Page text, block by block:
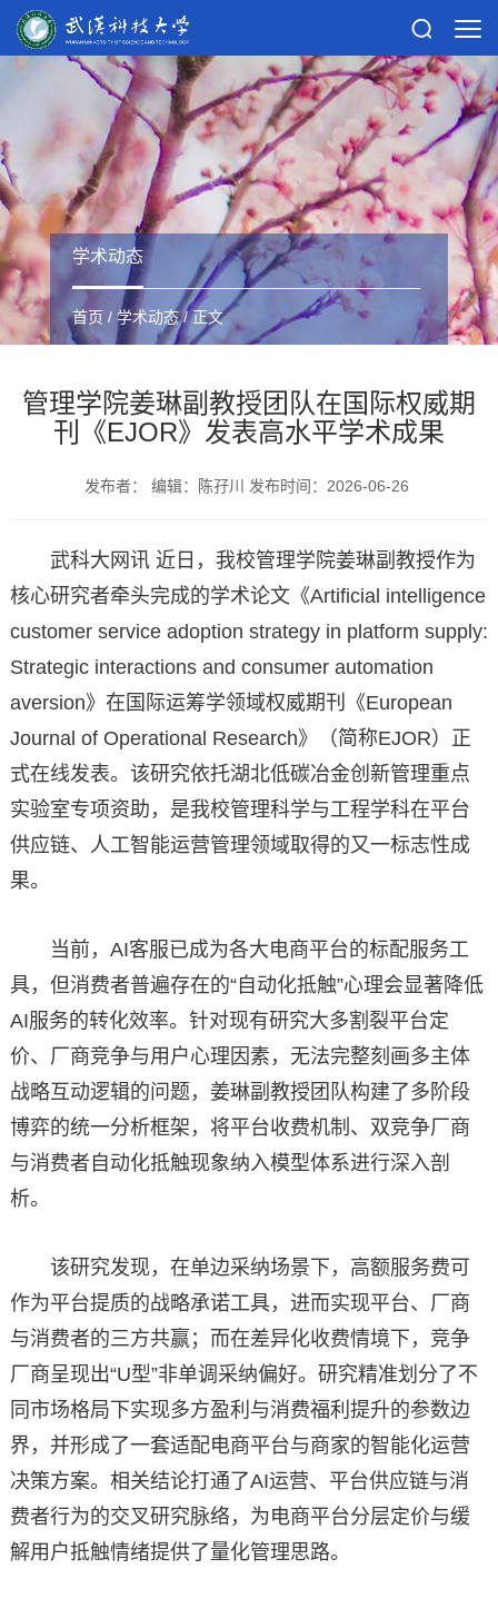
学术动态
首页 / 学术动态/ 正文
管理学院姜琳副教授团队在国际权威期
刊《EJOR》发表高水平学术成果
发布者： 编辑：陈孖川 发布时间：2026-06-26
武科大网讯 近日，我校管理学院姜琳副教授作为
核心研究者牵头完成的学术论文《Artificial intelligence
customer service adoption strategy in platform supply:
Strategic interactions and consumer automation
aversion》在国际运筹学领域权威期刊《European
Journal of Operational Research》（简称EJOR）正
式在线发表。该研究依托湖北低碳冶金创新管理重点
实验室专项资助，是我校管理科学与工程学科在平台
供应链、人工智能运营管理领域取得的又一标志性成
果。
当前，AI客服已成为各大电商平台的标配服务工
具，但消费者普遍存在的“自动化抵触”心理会显著降低
AI服务的转化效率。针对现有研究大多割裂平台定
价、厂商竞争与用户心理因素，无法完整刻画多主体
战略互动逻辑的问题，姜琳副教授团队构建了多阶段
博弈的统一分析框架，将平台收费机制、双竞争厂商
与消费者自动化抵触现象纳入模型体系进行深入剖
析。
该研究发现，在单边采纳场景下，高额服务费可
作为平台提质的战略承诺工具，进而实现平台、厂商
与消费者的三方共赢；而在差异化收费情境下，竞争
厂商呈现出“U型”非单调采纳偏好。研究精准划分了不
同市场格局下实现多方盈利与消费福利提升的参数边
界，并形成了一套适配电商平台与商家的智能化运营
决策方案。相关结论打通了AI运营、平台供应链与消
费者行为的交叉研究脉络，为电商平台分层定价与缓
解用户抵触情绪提供了量化管理思路。